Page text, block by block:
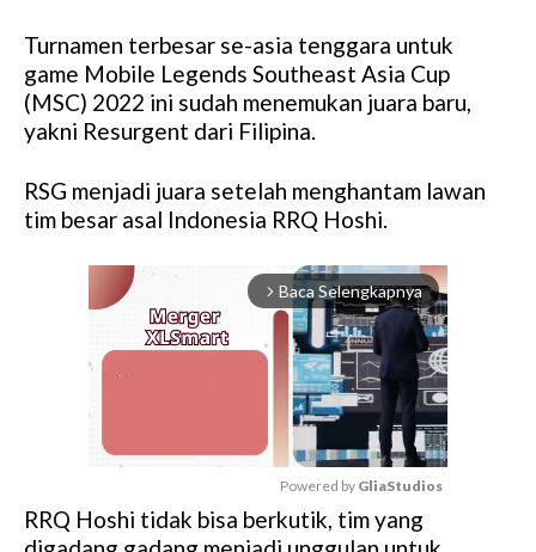
Turnamen terbesar se-asia tenggara untuk
game Mobile Legends Southeast Asia Cup
(MSC) 2022 ini sudah menemukan juara baru,
yakni Resurgent dari Filipina.
RSG menjadi juara setelah menghantam lawan
tim besar asal Indonesia RRQ Hoshi.
arrow_forward_ios Baca Selengkapnya
M
Powered by GliaStudios
RRQ Hoshi tidak bisa berkutik, tim yang